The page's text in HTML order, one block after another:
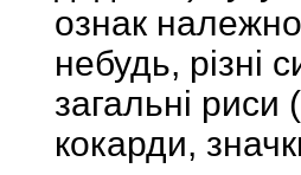
ознак
небудь, різні
загальні
кокарди,